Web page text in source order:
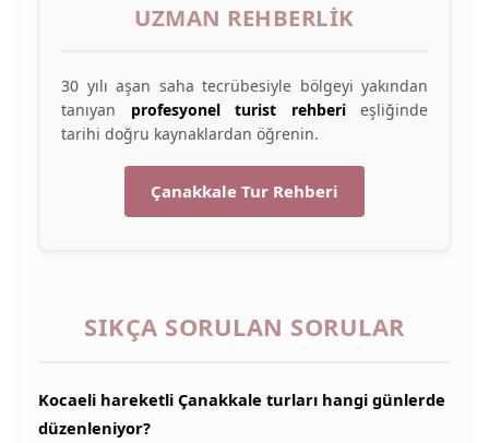
UZMAN REHBERLIK
30 yılı aşan saha tecrübesiyle bölgeyi yakından
tanıyan profesyonel turist rehberieşliğinde
tarihi doğru kaynaklardan öğrenin.
Çanakkale Tur Rehberi
SIKÇA SORULAN SORULAR
Kocaeli hareketli Çanakkale turları hangi günlerde
düzenleniyor?